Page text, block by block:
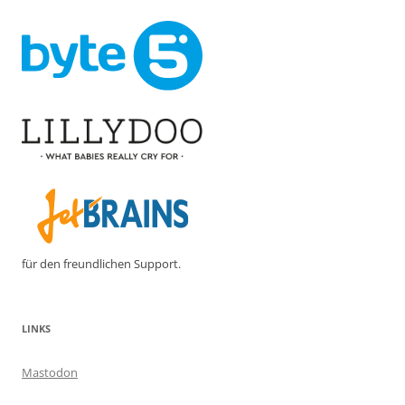
für den freundlichen Support.
LINKS
Mastodon